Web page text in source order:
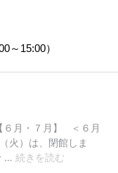
～15:00）